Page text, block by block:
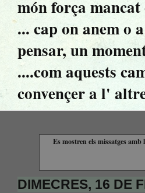
món força mancat
... cap on anem o
pensar, un
....com aquests
convençer a l'
Es mostren els missatges
DIMECRES, 16 DE